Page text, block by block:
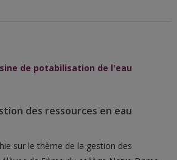
des ressources en eau
sur le thème de la gestion des